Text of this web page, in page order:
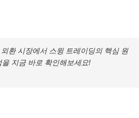
환 시장에서 스윙 트레이딩의 핵심 원
지금 바로 확인해보세요!